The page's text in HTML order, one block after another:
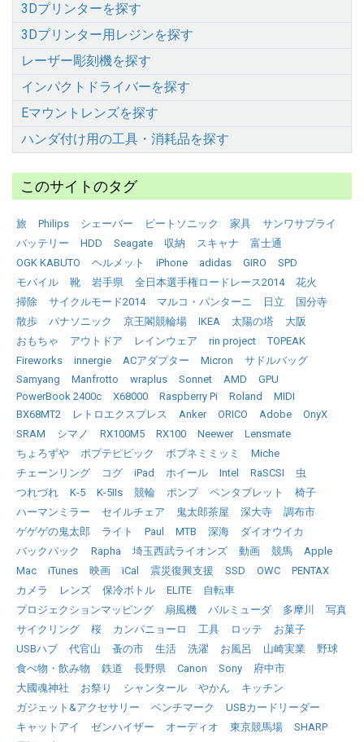
3Dプリンターを探す
3Dプリンター用レジンを探す
レーザー彫刻機を探す
インパクトドライバーを探す
Eマウントレンズを探す
ハンダ付け用の工具・消耗品を探す
このサイトのタグ
旅 Philips シェーバー ビートソニック 家具
サンワサプライ
バッテリー
HDD Seagate 収納 スキャナ
富士通
OGK KABUTO
ヘルメット iPhone adidas GIRO
SPD
モバイル
靴 岩手県 全日本選手権ロードレース2014
花火
掃除
サイクルモード2014 マルコ・パンターニ 日立
国分寺
散歩
パナソニック 京王閣競輪場 IKEA 太陽の塔
大阪
おもちゃ
アウトドア レインウェア rin project
TOPEAK
Fireworks
innergie ACアダプター Micron
サドルバッグ
Samyang
Manfrotto wraplus Sonnet AMD
GPU
PowerBook 2400c
X68000 Raspberry Pi Roland
MIDI
BX68MT2
レトロエクスプレス Anker ORICO Adobe
OnyX
SRAM
シマノ RX100M5 RX100 Neewer
Lensmate
ちょろずや
ポプテピピック ボブネミミッミ
Miche
チェーンリング
コグ iPad ホイール Intel RaSCSI
虫
つれづれ
K-5 K-5IIs 競輪 ポンプ ペンタブレット
椅子
ハーマンミラー
セイルチェア 鬼太郎茶屋 深大寺
調布市
ゲゲゲの鬼太郎
ライト Paul MTB 深海
ダイオウイカ
バックパック
Rapha 埼玉西武ライオンズ 動画 競馬
Apple
Mac
iTunes 映画 iCal 震災復興支援 SSD OWC
PENTAX
カメラ
レンズ 保冷ボトル ELITE
自転車
プロジェクションマッピング
扇風機 バルミューダ 多摩川
写真
サイクリング
桜 カンパニョーロ 工具 ロッテ
お菓子
USBハブ
代官山 蚤の市 生活 洗濯 お風呂 山崎実業
野球
食べ物・飲み物
鉄道 長野県 Canon Sony
府中市
大國魂神社
お祭り シャンタール やかん
キッチン
ガジェット&アクセサリー
ベンチマーク
USBカードリーダー
キャットアイ
ゼンハイザー オーディオ 東京競馬場
SHARP